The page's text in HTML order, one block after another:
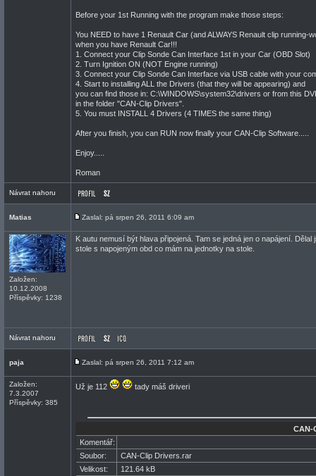
Before your 1st Running with the program make those steps:
You NEED to have 1 Renault Car (and ALWAYS Renault clip running-
when you have Renault Car!!!
1. Connect your Clip Sonde Can Interface 1st in your Car (OBD Slot)
2. Turn Ignition ON (NOT Engine running)
3. Connect your Clip Sonde Can Interface via USB cable with your
4. Start to installing ALL the Drivers (that they will be appearing) and
you can find those in: C:\WINDOWS\system32\drivers or from this
in the folder "CAN-Clip Drivers".
5. You must INSTALL 4 Drivers (4 TIMES the same thing)
After you finish, you can RUN now finally your CAN-Clip Software.....
Enjoy.....
Roman
Návrat nahoru
Matias Zaslal: pá srpen 26, 2011 6:09 am
Založen:
10.12.2008
Příspěvky: 1238
K autu nemusí být hlava připojená. Tam se jedná jen o napájení.
stole s napojeným obd co mám na jednotky na stole.
Návrat nahoru
paja Zaslal: pá srpen 26, 2011 7:12 am
Založen:
7.3.2007
Příspěvky: 385
Už je 112 tady máš driveri
CAN-
Komentář:
Soubor:
CAN-Clip Drivers.rar
Velikost:
121.64 kB